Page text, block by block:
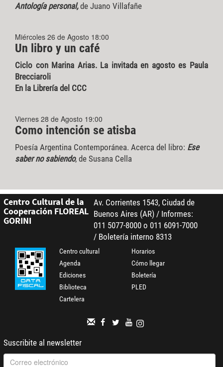
Antología personal,de Juano Villafañe
Miércoles 26 de Agosto 18:00
Un libro y un café
Ciclo con Marina Arias. La invitada en agosto es Paula
Brecciaroli
En la Librería del CCC
Viernes 28 de Agosto 19:00
Como intención se atisba
Poesía Argentina Contemporánea. Acerca del libro: Ese
saber no sabiendo, de Susana Cella
Centro Cultural de la
Cooperación FLOREAL
GORINI
Av. Corrientes 1543, Ciudad de
Buenos Aires (AR) / Informes:
011 5077-8000 o 011 6091-7000
/ Boletería interno 8313
Centro cultural
Agenda
Ediciones
Biblioteca
Cartelera
Horarios
Cómo llegar
Boletería
PLED
Suscribite al newsletter